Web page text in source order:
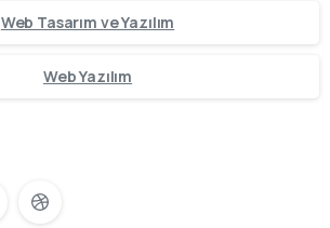
Web Tasarım ve Yazılım
Web Yazılım